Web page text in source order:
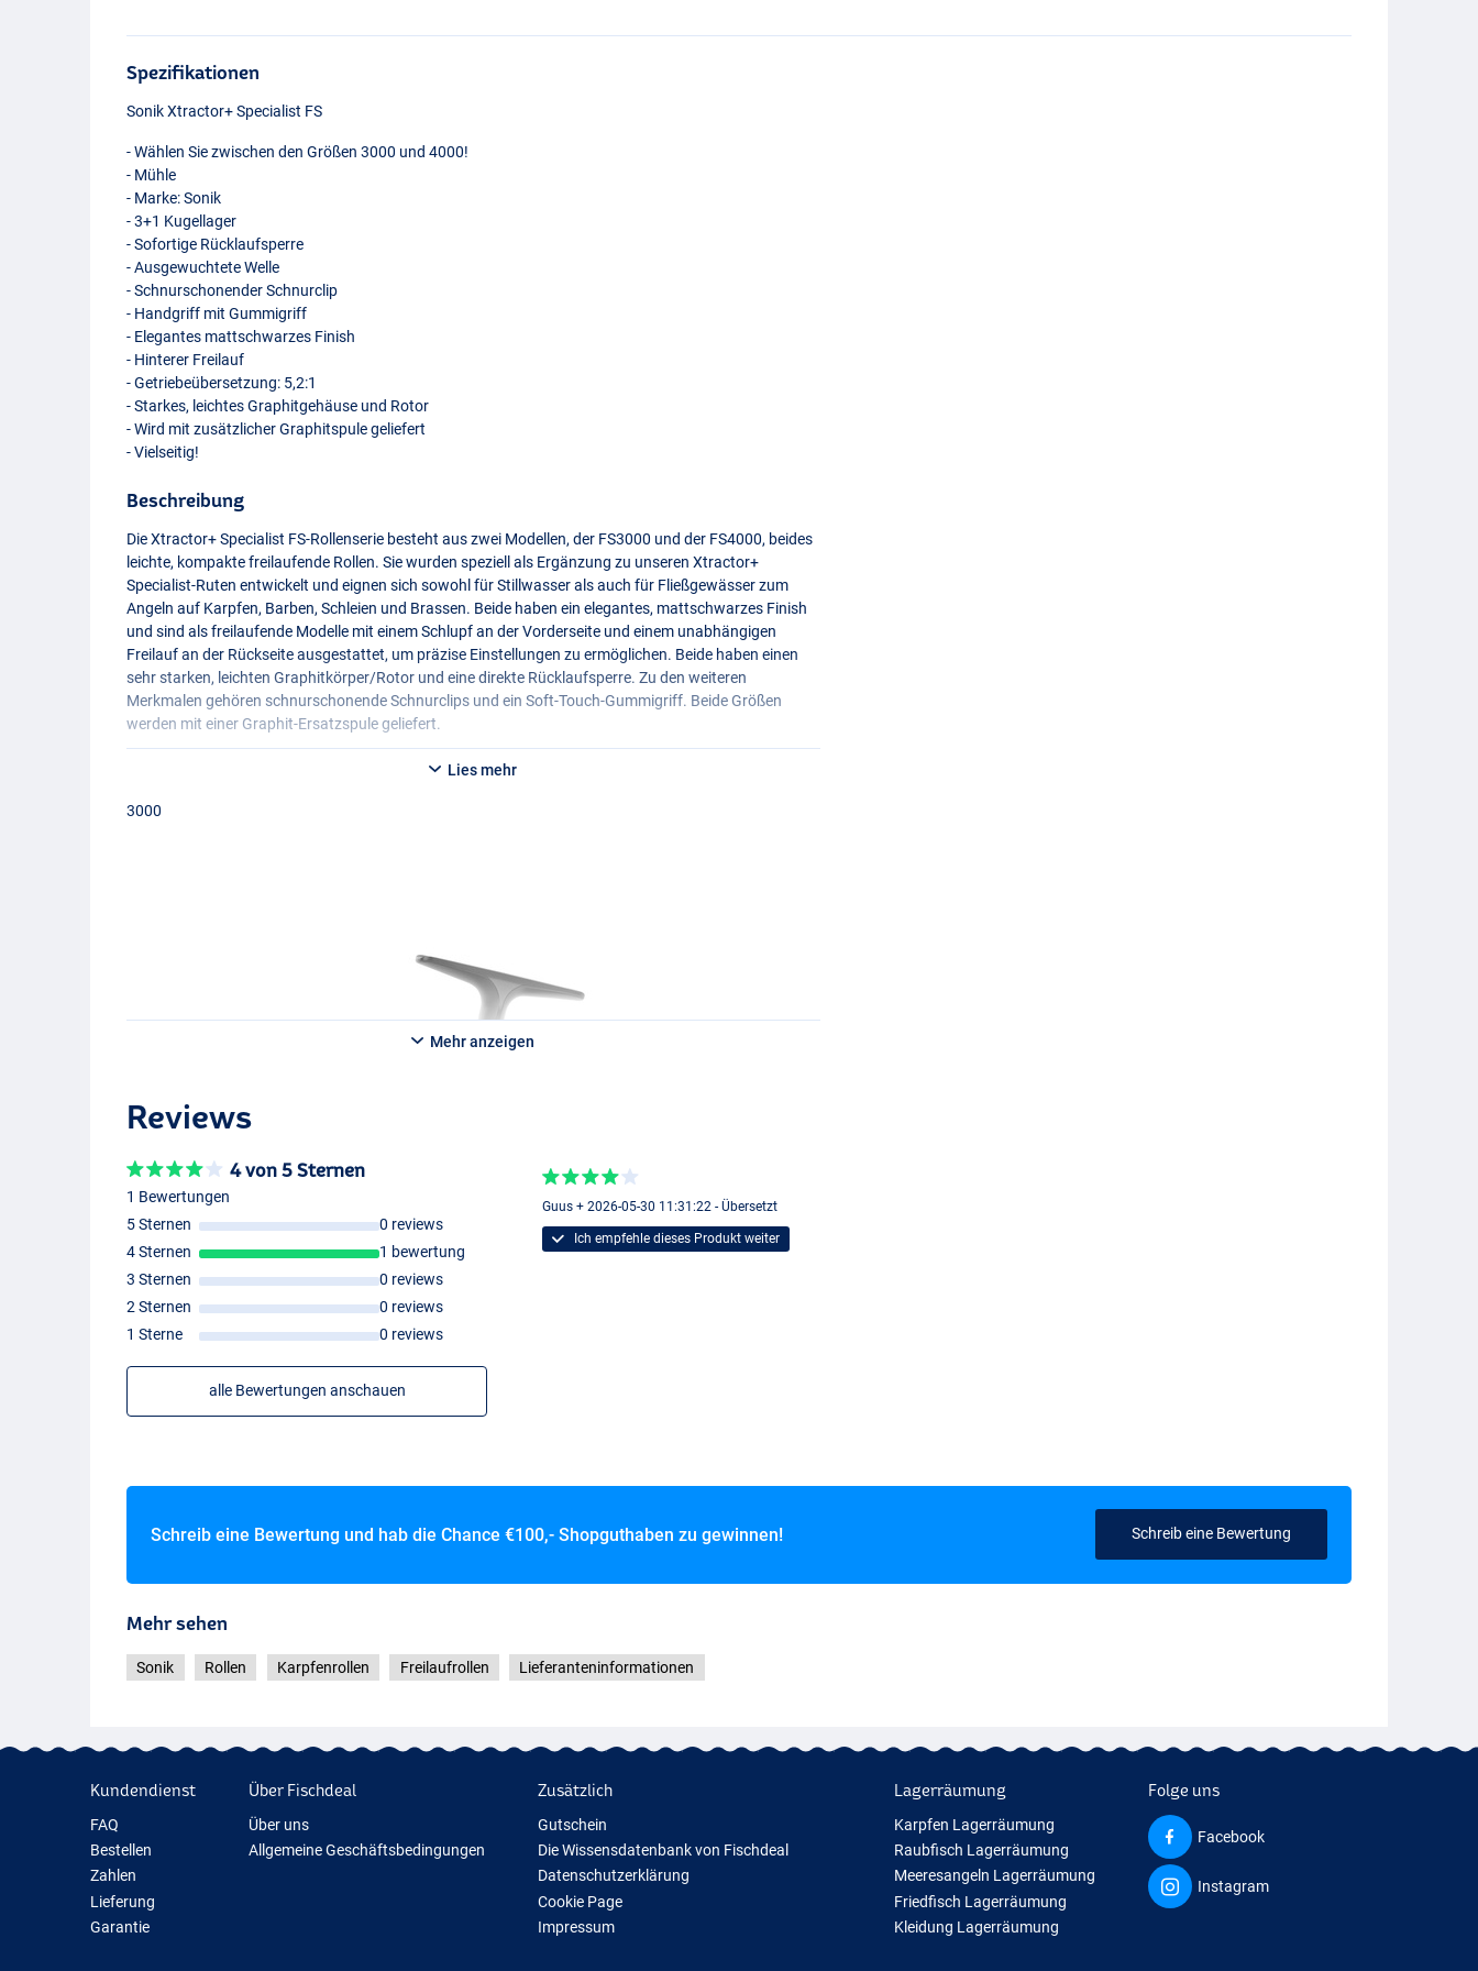
Spezifikationen
Sonik Xtractor+ Specialist FS
- Wählen Sie zwischen den Größen 3000 und 4000!
- Mühle
- Marke: Sonik
- 3+1 Kugellager
- Sofortige Rücklaufsperre
- Ausgewuchtete Welle
- Schnurschonender Schnurclip
- Handgriff mit Gummigriff
- Elegantes mattschwarzes Finish
- Hinterer Freilauf
- Getriebeübersetzung: 5,2:1
- Starkes, leichtes Graphitgehäuse und Rotor
- Wird mit zusätzlicher Graphitspule geliefert
- Vielseitig!
Beschreibung
Die Xtractor+ Specialist FS-Rollenserie besteht aus zwei Modellen, der FS3000 und der FS4000, beides
leichte, kompakte freilaufende Rollen. Sie wurden speziell als Ergänzung zu unseren Xtractor+
Specialist-Ruten entwickelt und eignen sich sowohl für Stillwasser als auch für Fließgewässer zum
Angeln auf Karpfen, Barben, Schleien und Brassen. Beide haben ein elegantes, mattschwarzes Finish
und sind als freilaufende Modelle mit einem Schlupf an der Vorderseite und einem unabhängigen
Freilauf an der Rückseite ausgestattet, um präzise Einstellungen zu ermöglichen. Beide haben einen
sehr starken, leichten Graphitkörper/Rotor und eine direkte Rücklaufsperre. Zu den weiteren
Merkmalen gehören schnurschonende Schnurclips und ein Soft-Touch-Gummigriff. Beide Größen
werden mit einer Graphit-Ersatzspule geliefert.
Sonik Xtractor+ Specialist FS 3000
Lies mehr
3000
Mehr anzeigen
Reviews
4 von 5 Sternen
1 Bewertungen
5 Sternen
0 reviews
4 Sternen
1 bewertung
3 Sternen
0 reviews
2 Sternen
0 reviews
1 Sterne
0 reviews
alle Bewertungen anschauen
Guus + 2026-05-30 11:31:22 - Übersetzt
Ich empfehle dieses Produkt weiter
Schreib eine Bewertung und hab die Chance €100,- Shopguthaben zu gewinnen! Schreib eine Bewertung
Mehr sehen
Sonik Rollen Karpfenrollen Freilaufrollen Lieferanteninformationen
Kundendienst
FAQ
Bestellen
Zahlen
Lieferung
Garantie
Über Fischdeal
Über uns
Allgemeine Geschäftsbedingungen
Zusätzlich
Gutschein
Die Wissensdatenbank von Fischdeal
Datenschutzerklärung
Cookie Page
Impressum
Lagerräumung
Karpfen Lagerräumung
Raubfisch Lagerräumung
Meeresangeln Lagerräumung
Friedfisch Lagerräumung
Kleidung Lagerräumung
Folge uns
Facebook
Instagram